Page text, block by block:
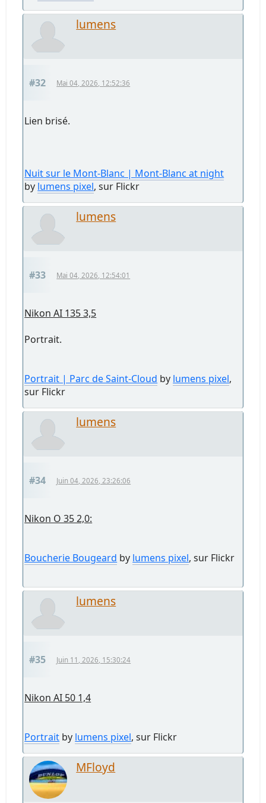
lumens
#32 Mai 04, 2026, 12:52:36
Lien brisé.
Nuit sur le Mont-Blanc | Mont-Blanc at night
by lumens pixel, sur Flickr
lumens
#33 Mai 04, 2026, 12:54:01
Nikon AI 135 3,5
Portrait.
Portrait | Parc de Saint-Cloud by lumens pixel,
sur Flickr
lumens
#34 Juin 04, 2026, 23:26:06
Nikon O 35 2,0:
Boucherie Bougeard by lumens pixel, sur Flickr
lumens
#35 Juin 11, 2026, 15:30:24
Nikon AI 50 1,4
Portrait by lumens pixel, sur Flickr
MFloyd